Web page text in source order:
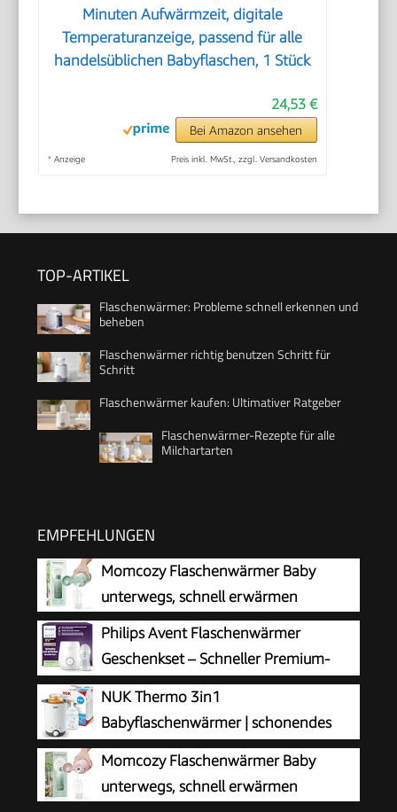
Minuten Aufwärmzeit, digitale
Temperaturanzeige, passend für alle
handelsüblichen Babyflaschen, 1 Stück
24,53 €
Bei Amazon ansehen
* Anzeige Preis inkl. MwSt., zzgl. Versandkosten
TOP-ARTIKEL
Flaschenwärmer: Probleme schnell erkennen und
beheben
Flaschenwärmer richtig benutzen Schritt für
Schritt
Flaschenwärmer kaufen: Ultimativer Ratgeber
Flaschenwärmer-Rezepte für alle
Milchartarten
EMPFEHLUNGEN
Momcozy Flaschenwärmer Baby
unterwegs, schnell erwärmen
Philips Avent Flaschenwärmer
Geschenkset – Schneller Premium-
Flaschenwärmer und Natural Response
Babyflasche, intelligente Temperaturregelung,
automatische Abschaltung, Auftaufunktion,
SCF358/10
NUK Thermo 3in1
Babyflaschenwärmer | schonendes
Auftauen, Erwärmen und Warmhalten
von flüssiger und breiförmiger Nahrung | Korb
zum einfachen Herausnehmen | EU-Stecker
Momcozy Flaschenwärmer Baby
unterwegs, schnell erwärmen